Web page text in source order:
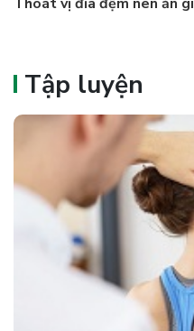
Tập luyện